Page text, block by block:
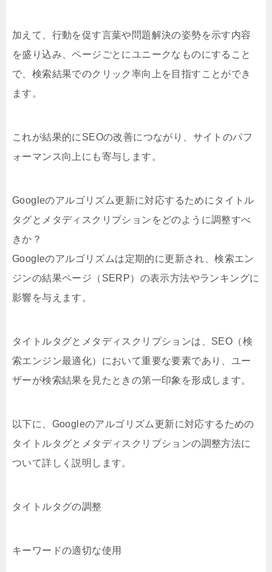
加えて、行動を促す言葉や問題解決の姿勢を示す内容
を盛り込み、ページごとにユニークなものにすること
で、検索結果でのクリック率向上を目指すことができ
ます。
これが結果的にSEOの改善につながり、サイトのパフ
ォーマンス向上にも寄与します。
Googleのアルゴリズム更新に対応するためにタイトル
タグとメタディスクリプションをどのように調整すべ
きか？
Googleのアルゴリズムは定期的に更新され、検索エン
ジンの結果ページ（SERP）の表示方法やランキングに
影響を与えます。
タイトルタグとメタディスクリプションは、SEO（検
索エンジン最適化）において重要な要素であり、ユー
ザーが検索結果を見たときの第一印象を形成します。
以下に、Googleのアルゴリズム更新に対応するための
タイトルタグとメタディスクリプションの調整方法に
ついて詳しく説明します。
タイトルタグの調整
キーワードの適切な使用